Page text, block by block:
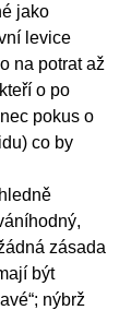
jako
levice
na potrat až
o po
pokus o
co by
zásada
být
nýbrž